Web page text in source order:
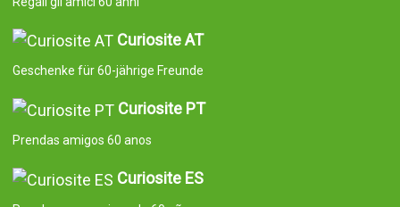
Curiosite AT
Geschenke für 60-jährige Freunde
Curiosite PT
Prendas amigos 60 anos
Curiosite ES